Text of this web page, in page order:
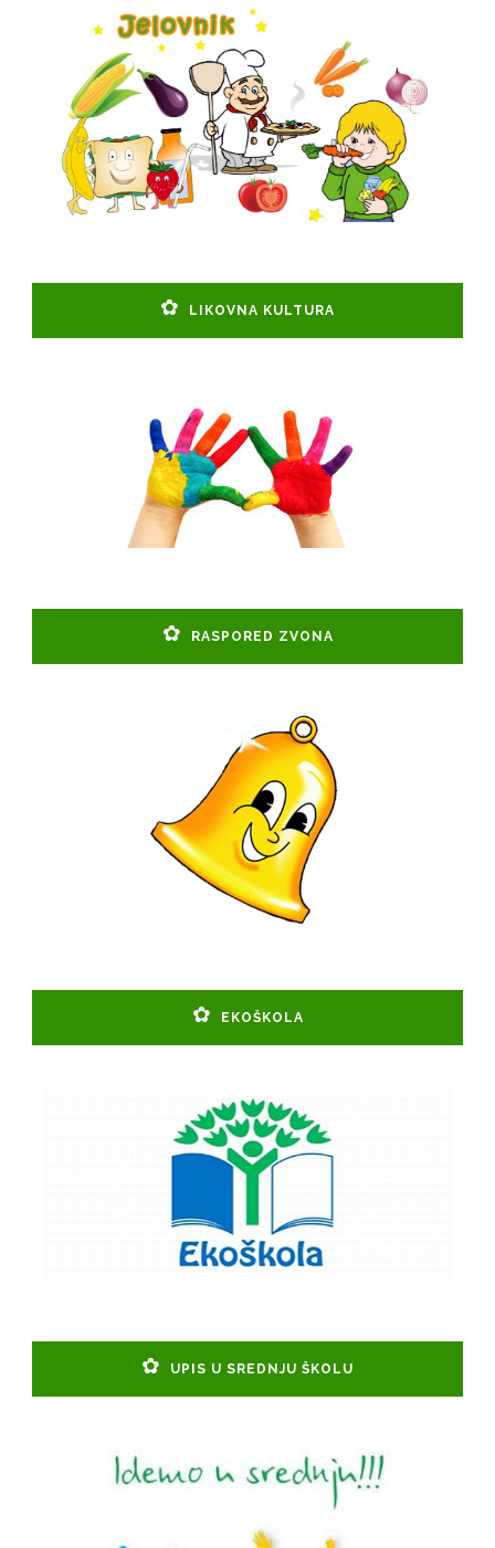
LIKOVNA KULTURA
RASPORED ZVONA
EKOŠKOLA
UPIS U SREDNJU ŠKOLU